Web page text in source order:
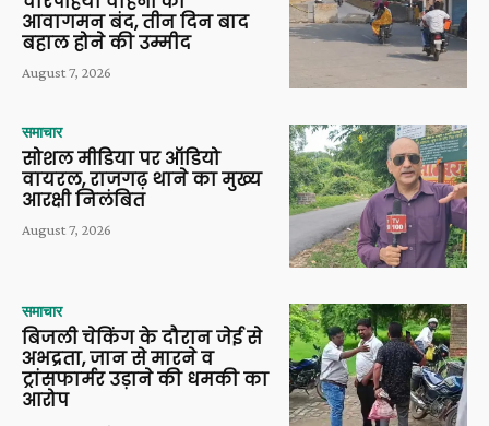
आवागमन बंद, तीन दिन बाद
बहाल होने की उम्मीद
August 7, 2026
समाचार
सोशल मीडिया पर ऑडियो
वायरल, राजगढ़ थाने का मुख्य
आरक्षी निलंबित
August 7, 2026
समाचार
बिजली चेकिंग के दौरान जेई से
अभद्रता, जान से मारने व
ट्रांसफार्मर उड़ाने की धमकी का
आरोप